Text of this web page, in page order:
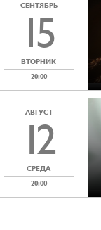
СЕНТЯБРЬ
15
ВТОРНИК
20:00
АВГУСТ
12
СРЕДА
20:00